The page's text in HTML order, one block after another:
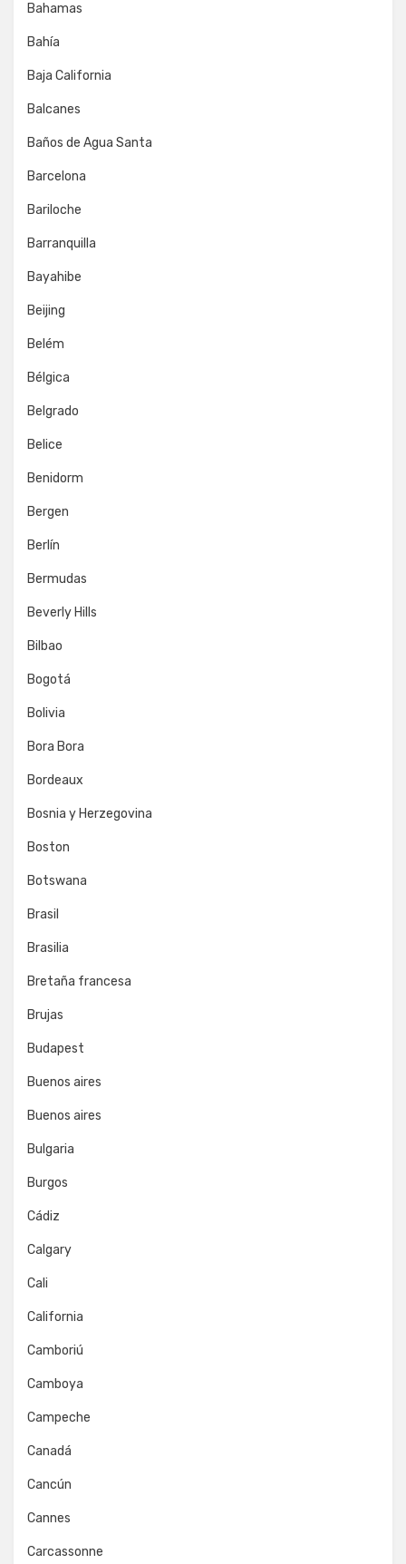
Bahamas
Bahía
Baja California
Balcanes
Baños de Agua Santa
Barcelona
Bariloche
Barranquilla
Bayahibe
Beijing
Belém
Bélgica
Belgrado
Belice
Benidorm
Bergen
Berlín
Bermudas
Beverly Hills
Bilbao
Bogotá
Bolivia
Bora Bora
Bordeaux
Bosnia y Herzegovina
Boston
Botswana
Brasil
Brasilia
Bretaña francesa
Brujas
Budapest
Buenos aires
Buenos aires
Bulgaria
Burgos
Cádiz
Calgary
Cali
California
Camboriú
Camboya
Campeche
Canadá
Cancún
Cannes
Carcassonne